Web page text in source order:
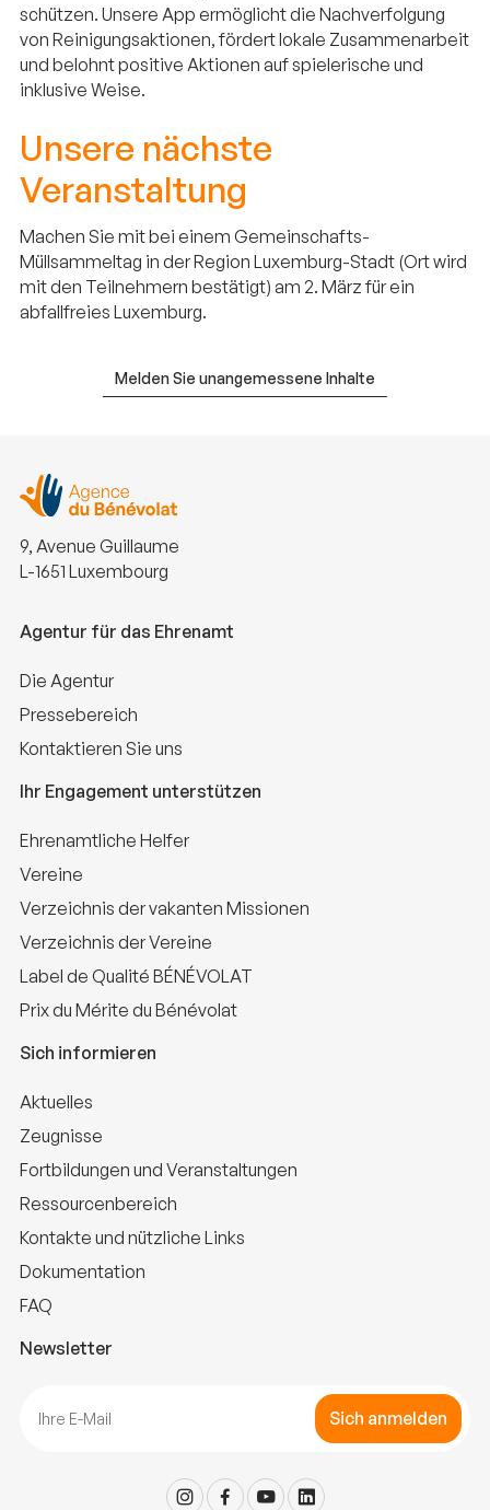
schützen. Unsere App ermöglicht die Nachverfolgung
von Reinigungsaktionen, fördert lokale Zusammenarbeit
und belohnt positive Aktionen auf spielerische und
inklusive Weise.
Unsere nächste
Veranstaltung
Machen Sie mit bei einem Gemeinschafts-
Müllsammeltag in der Region Luxemburg-Stadt (Ort wird
mit den Teilnehmern bestätigt) am 2. März für ein
abfallfreies Luxemburg.
Melden Sie unangemessene Inhalte
9, Avenue Guillaume
L-1651 Luxembourg
Agentur für das Ehrenamt
Die Agentur
Pressebereich
Kontaktieren Sie uns
Ihr Engagement unterstützen
Ehrenamtliche Helfer
Vereine
Verzeichnis der vakanten Missionen
Verzeichnis der Vereine
Label de Qualité BÉNÉVOLAT
Prix du Mérite du Bénévolat
Sich informieren
Aktuelles
Zeugnisse
Fortbildungen und Veranstaltungen
Ressourcenbereich
Kontakte und nützliche Links
Dokumentation
FAQ
Newsletter
Sich anmelden